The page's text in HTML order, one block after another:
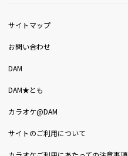
サイトマップ
お問い合わせ
DAM
DAM★とも
カラオケ@DAM
サイトのご利用について